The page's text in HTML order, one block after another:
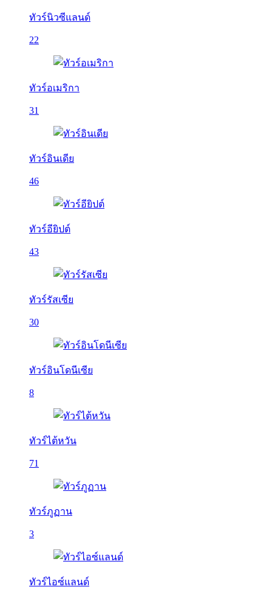
ทัวร์นิวซีแลนด์
22
ทัวร์อเมริกา
31
ทัวร์อินเดีย
46
ทัวร์อียิปต์
43
ทัวร์รัสเซีย
30
ทัวร์อินโดนีเซีย
8
ทัวร์ไต้หวัน
71
ทัวร์ภูฏาน
3
ทัวร์ไอซ์แลนด์